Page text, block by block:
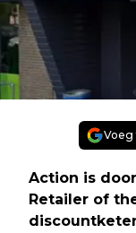
Voeg
Action is
Retailer of